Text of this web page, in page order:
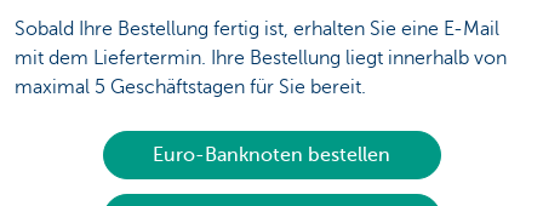
Sobald Ihre Bestellung fertig ist, erhalten Sie eine E-Mail
mit dem Liefertermin. Ihre Bestellung liegt innerhalb von
maximal 5 Geschäftstagen für Sie bereit.
Euro-Banknoten bestellen